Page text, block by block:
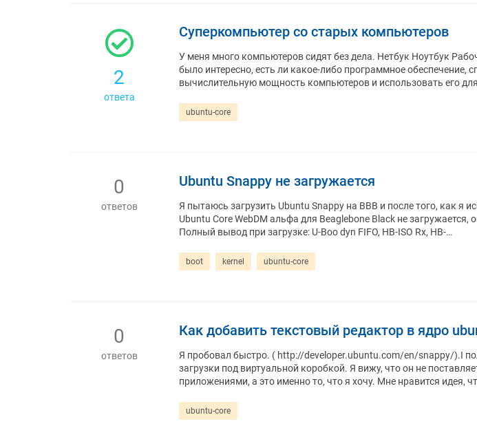
2
ответа
Суперкомпьютер со старых компьютеров
У меня много компьютеров сидят без дела. Нетбук Ноутбук
было интересно, есть ли какое-либо программное обеспечение,
вычислительную мощность компьютеров и использовать его
ubuntu-core
0
ответов
Ubuntu Snappy не загружается
Я пытаюсь загрузить Ubuntu Snappy на BBB и после того, как я
Ubuntu Core WebDM альфа для Beaglebone Black не загружается,
Полный вывод при загрузке: U-Boo dyn FIFO, HB-ISO Rx, HB-…
boot kernel ubuntu-core
0
ответов
Как добавить текстовый редактор в ядро
Я пробовал быстро. ( http://developer.ubuntu.com/en/snappy/).I
загрузки под виртуальной коробкой. Я вижу, что он не
приложениями, а это именно то, что я хочу. Мне нравится идея,
ubuntu-core